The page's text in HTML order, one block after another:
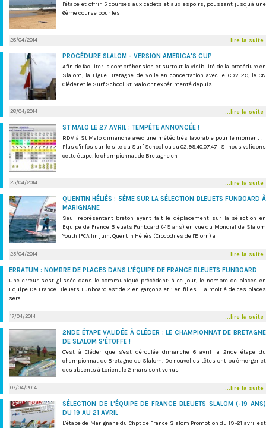
l'étape et offrir 5 courses aux cadets et aux espoirs, poussant jusqu'à une
6ème course pour les
28/04/2014 ...lire la suite
PROCÉDURE SLALOM - VERSION AMERICA'S CUP
Afin de faciliter la compréhension et surtout la visibilité de la procédure en
Slalom, la Ligue Bretagne de Voile en concertation avec le CDV 29, le CN
Cléder et le Surf School St Malo ont expérimenté depuis
28/04/2014 ...lire la suite
ST MALO LE 27 AVRIL : TEMPÊTE ANNONCÉE !
RDV à St Malo dimanche avec une météo très favorable pour le moment !
Plus d'infos sur le site du Surf School ou au 02.99.40.07.47 Si nous validons
cette étape, le championnat de Bretagne en
25/04/2014 ...lire la suite
QUENTIN HÉLIÈS : 5ÈME SUR LA SÉLECTION BLEUETS FUNBOARD À
MARIGNANE
Seul représentant breton ayant fait le déplacement sur la sélection en
Equipe de France Bleuets Funboard (-19 ans) en vue du Mondial de Slalom
Youth IFCA fin juin, Quentin Héliès (Crocodiles de l'Elorn) a
25/04/2014 ...lire la suite
ERRATUM : NOMBRE DE PLACES DANS L'ÉQUIPE DE FRANCE BLEUETS FUNBOARD
Une erreur s'est glissée dans le communiqué précédent: à ce jour, le nombre de places en
Equipe De France Bleuets Funboard est de 2 en garçons et 1 en filles La moitié de ces places
sera
17/04/2014 ...lire la suite
2NDE ÉTAPE VALIDÉE À CLÉDER : LE CHAMPIONNAT DE BRETAGNE
DE SLALOM S'ÉTOFFE !
C'est à Cléder que s'est déroulée dimanche 6 avril la 2nde étape du
championnat de Bretagne de Slalom. De nouvelles têtes ont pu émerger et
des absents à Lorient le 2 mars sont venus
07/04/2014 ...lire la suite
SÉLECTION DE L'ÉQUIPE DE FRANCE BLEUETS SLALOM (-19 ANS)
DU 19 AU 21 AVRIL
L'étape de Marignane du Chpt de France Slalom Promotion du 19 -21 avril est